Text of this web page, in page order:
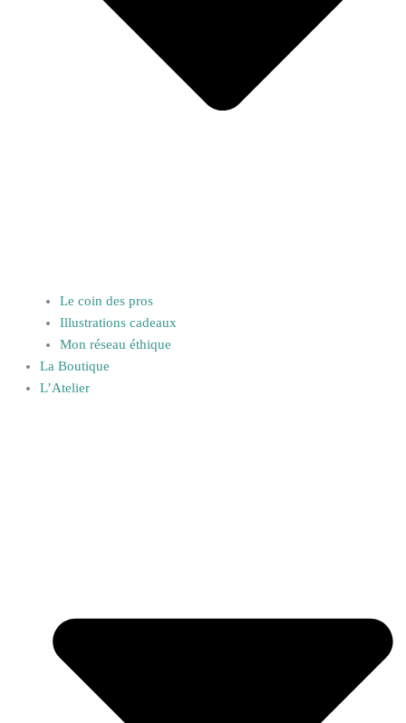
Le coin des pros
Illustrations cadeaux
Mon réseau éthique
La Boutique
L’Atelier